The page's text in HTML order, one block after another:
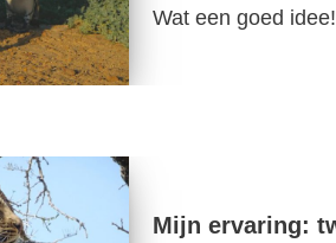
Wat een goed
Mijn ervaring: